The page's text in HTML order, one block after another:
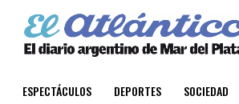
ESPECTÁCULOS DEPORTES SOCIEDAD